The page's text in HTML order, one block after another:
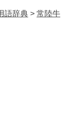
語辞典 > 常陸牛